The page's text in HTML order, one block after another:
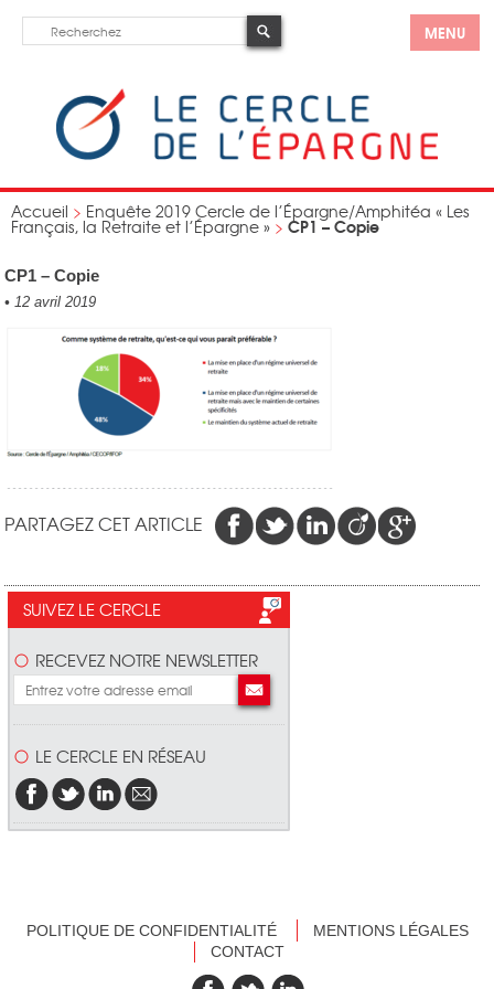
MENU
Accueil > Enquête 2019 Cercle de l’Épargne/Amphitéa « Les
Français, la Retraite et l’Épargne » > CP1 – Copie
CP1 – Copie
• 12 avril 2019
PARTAGEZ CET ARTICLE
SUIVEZ LE CERCLE
RECEVEZ NOTRE NEWSLETTER
LE CERCLE EN RÉSEAU
POLITIQUE DE CONFIDENTIALITÉ
MENTIONS LÉGALES
CONTACT